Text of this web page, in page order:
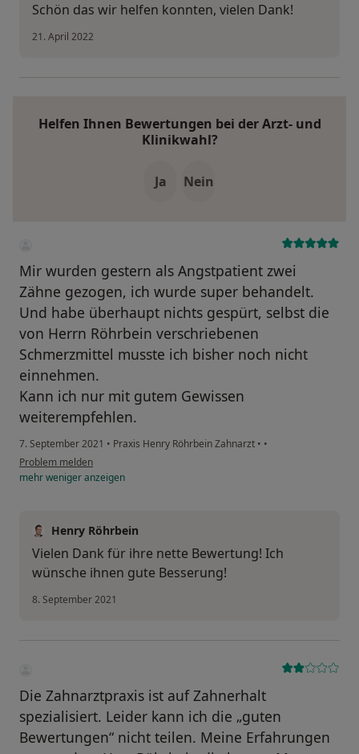
Schön das wir helfen konnten, vielen Dank!
21. April 2022
Helfen Ihnen Bewertungen bei der Arzt- und
Klinikwahl?
Ja Nein
Mir wurden gestern als Angstpatient zwei
Zähne gezogen, ich wurde super behandelt.
Und habe überhaupt nichts gespürt, selbst die
von Herrn Röhrbein verschriebenen
Schmerzmittel musste ich bisher noch nicht
einnehmen.
Kann ich nur mit gutem Gewissen
weiterempfehlen.
7. September 2021 • Praxis Henry Röhrbein Zahnarzt • •
Problem melden
mehrwenigeranzeigen
Henry Röhrbein
Vielen Dank für ihre nette Bewertung! Ich
wünsche ihnen gute Besserung!
8. September 2021
Die Zahnarztpraxis ist auf Zahnerhalt
spezialisiert. Leider kann ich die „guten
Bewertungen“ nicht teilen. Meine Erfahrungen